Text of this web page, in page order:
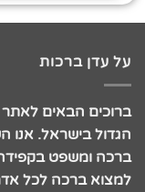
על עדן ברכות
ברוכים הבאים
הגדול בישראל. אנו
ברכה ומשפט
למצוא ברכה לכל